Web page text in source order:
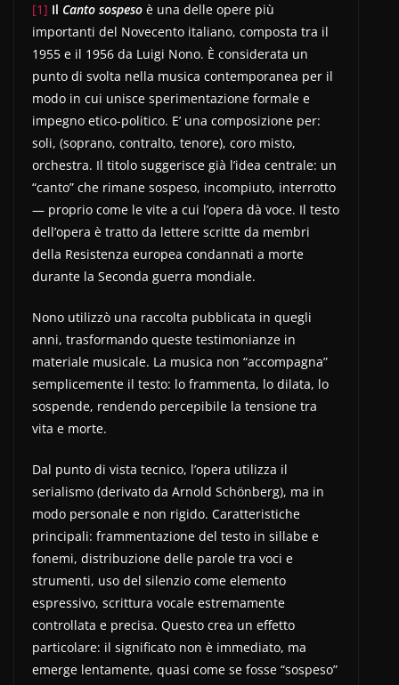
[1] Il Canto sospeso è una delle opere più
importanti del Novecento italiano, composta tra il
1955 e il 1956 da Luigi Nono. È considerata un
punto di svolta nella musica contemporanea per il
modo in cui unisce sperimentazione formale e
impegno etico-politico. E’ una composizione per:
soli, (soprano, contralto, tenore), coro misto,
orchestra. Il titolo suggerisce già l’idea centrale: un
“canto” che rimane sospeso, incompiuto, interrotto
— proprio come le vite a cui l’opera dà voce. Il testo
dell’opera è tratto da lettere scritte da membri
della Resistenza europea condannati a morte
durante la Seconda guerra mondiale.
Nono utilizzò una raccolta pubblicata in quegli
anni, trasformando queste testimonianze in
materiale musicale. La musica non “accompagna”
semplicemente il testo: lo frammenta, lo dilata, lo
sospende, rendendo percepibile la tensione tra
vita e morte.
Dal punto di vista tecnico, l’opera utilizza il
serialismo (derivato da Arnold Schönberg), ma in
modo personale e non rigido. Caratteristiche
principali: frammentazione del testo in sillabe e
fonemi, distribuzione delle parole tra voci e
strumenti, uso del silenzio come elemento
espressivo, scrittura vocale estremamente
controllata e precisa. Questo crea un effetto
particolare: il significato non è immediato, ma
emerge lentamente, quasi come se fosse “sospeso”